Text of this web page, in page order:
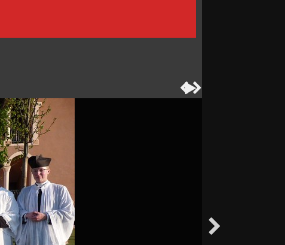

